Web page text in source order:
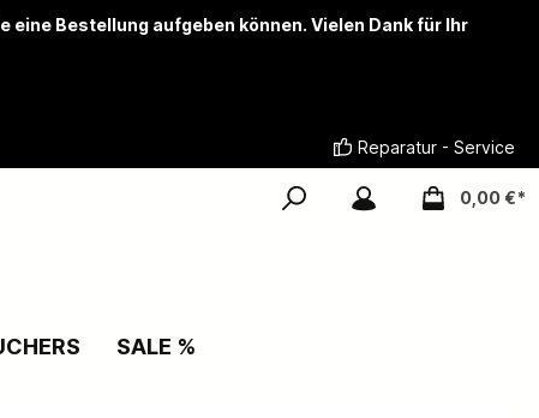
eine Bestellung aufgeben können. Vielen Dank für Ihr
Reparatur - Service
0,00 €*
SALE %